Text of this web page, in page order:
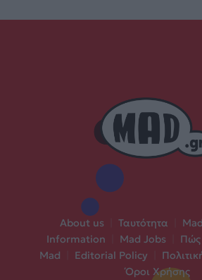
About us Ταυτότητα
Information
Mad Jobs
Πώς
Mad
Editorial Policy
Όροι Χρήσης